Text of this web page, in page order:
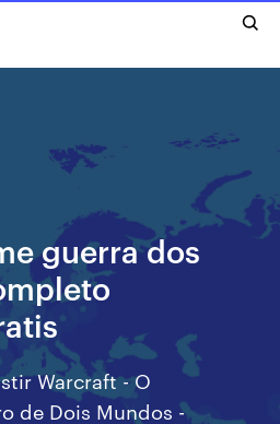
guerra dos
Warcraft - O
de Dois Mundos -